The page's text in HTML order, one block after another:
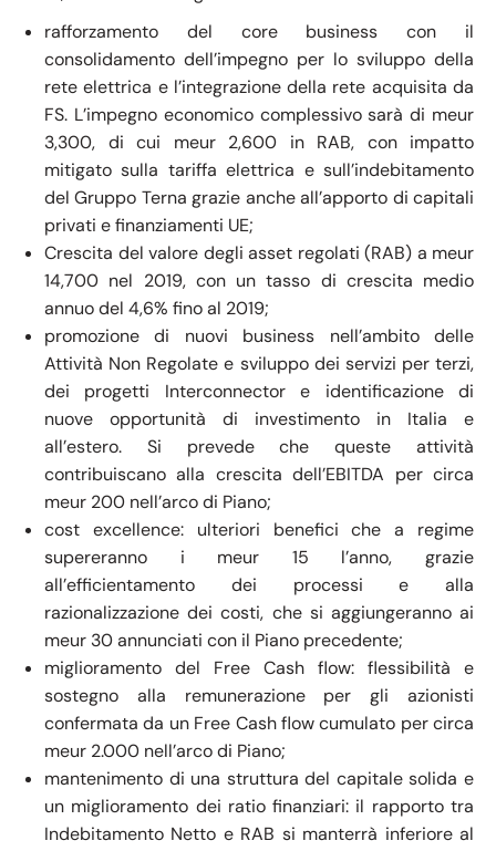
rafforzamento del core business con il
consolidamento dell’impegno per lo sviluppo della
rete elettrica e l’integrazione della rete acquisita da
FS. L’impegno economico complessivo sarà di meur
3,300, di cui meur 2,600 in RAB, con impatto
mitigato sulla tariffa elettrica e sull’indebitamento
del Gruppo Terna grazie anche all’apporto di capitali
privati e finanziamenti UE;
Crescita del valore degli asset regolati (RAB) a meur
14,700 nel 2019, con un tasso di crescita medio
annuo del 4,6% fino al 2019;
promozione di nuovi business nell’ambito delle
Attività Non Regolate e sviluppo dei servizi per terzi,
dei progetti Interconnector e identificazione di
nuove opportunità di investimento in Italia e
all’estero. Si prevede che queste attività
contribuiscano alla crescita dell’EBITDA per circa
meur 200 nell’arco di Piano;
cost excellence: ulteriori benefici che a regime
supereranno i meur 15 l’anno, grazie
all’efficientamento dei processi e alla
razionalizzazione dei costi, che si aggiungeranno ai
meur 30 annunciati con il Piano precedente;
miglioramento del Free Cash flow: flessibilità e
sostegno alla remunerazione per gli azionisti
confermata da un Free Cash flow cumulato per circa
meur 2.000 nell’arco di Piano;
mantenimento di una struttura del capitale solida e
un miglioramento dei ratio finanziari: il rapporto tra
Indebitamento Netto e RAB si manterrà inferiore al